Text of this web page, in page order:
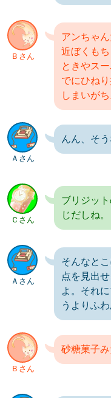
Ｂさん
アンちゃ
近ぼくも
ときやス
でにひね
しまいがち
Ａさん
んん、そう
Ｃさん
ブリジッ
じだしね。
Ａさん
そんなと
点を見出
よ。それ
うよりふ
Ｂさん
砂糖菓子み